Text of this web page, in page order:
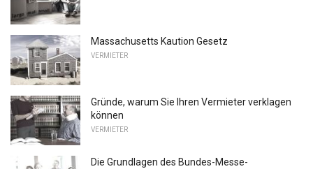
Massachusetts Kaution Gesetz
VERMIETER
Gründe, warum Sie Ihren Vermieter verklagen
können
VERMIETER
Die Grundlagen des Bundes-Messe-